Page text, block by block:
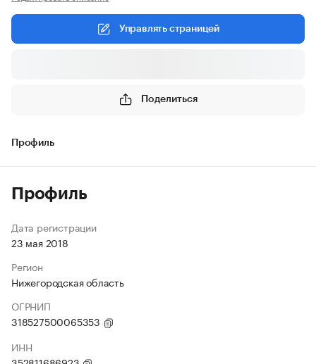
Управлять страницей
Поделиться
Профиль
Профиль
Дата регистрации
23 мая 2018
Регион
Нижегородская область
ОГРНИП
318527500065353
ИНН